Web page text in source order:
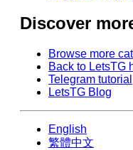
Discover
Browse more
Back to LetsTG
Telegram tutorial
LetsTG Blog
English
繁體中文